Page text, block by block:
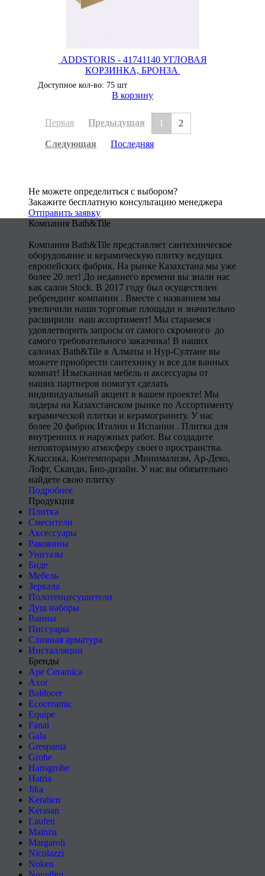
ADDSTORIS - 41741140 УГЛОВАЯ
КОРЗИНКА, БРОНЗА
Доступное кол-во: 75 шт
В корзину
Первая Предыдущая 1 2
Следующая Последняя
Не можете определиться с выбором?
Закажите бесплатную консультацию менеджера
Отправить заявку
Компания Bath&Tile
Компания Bath&Tile представляет сантехническое
оборудование и керамическую плитку ведущих
европейских фабрик. На рынке Казахстана мы уже
более 20 лет! До недавнего времени вы знали нас
как салон Stock. В 2017 году был осуществлен
ребрендинг компании . Вместе с названием мы
увеличили наши торговые площади и значительно
расширили наш ассортимент! Мы стараемся
удовлетворить запросы от самого скромного до
самого требовательного заказчика! В наших
салонах Bath&Tile в Алматы и Нур-Султане вы
можете приобрести сантехнику и все для ванных
комнат! Изысканная мебель и аксессуары от
наших партнеров помогут сделать
индивидуальный акцент в вашем проекте! Мы
лидеры на Казахстанском рынке по Ассортименту
керамической плитки и керамограниту. У нас
более 20 фабрик Италии и Испании . Плитка для
внутренних и наружных работ. Вы создадите
неповторимую атмосферу своего пространства.
Классика, Контемпорари ,Минимализм, Ар-Деко,
Лофт, Сканди, Био-дизайн. У нас вы обязательно
найдете свою плитку
Подробнее
Продукция
Плитка
Смесители
Аксессуары
Раковины
Унитазы
Биде
Мебель
Зеркала
Полотенцесушители
Душ наборы
Ванны
Писсуары
Сливная арматура
Инсталляции
Бренды
Ape Ceramica
Axor
Baldocer
Ecoceramic
Equipe
Fanal
Gala
Grespania
Grohe
Hansgrohe
Hatria
Jika
Keraben
Kerasan
Laufen
Mainzu
Margaroli
Nicolazzi
Noken